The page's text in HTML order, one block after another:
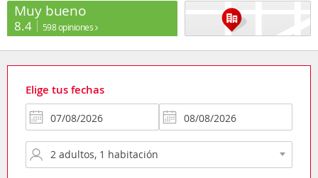
Muy bueno
8.4 598 opiniones
Elige tus fechas